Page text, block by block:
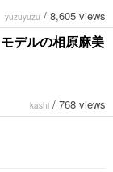
yuzuyuzu / 8,605 views
デルの相原麻美
kashi / 768 views